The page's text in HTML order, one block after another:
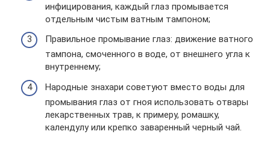
инфицирования, каждый глаз промывается
отдельным чистым ватным тампоном;
Правильное промывание глаз: движение ватного
тампона, смоченного в воде, от внешнего угла к
внутреннему;
Народные знахари советуют вместо воды для
промывания глаз от гноя использовать отвары
лекарственных трав, к примеру, ромашку,
календулу или крепко заваренный черный чай.